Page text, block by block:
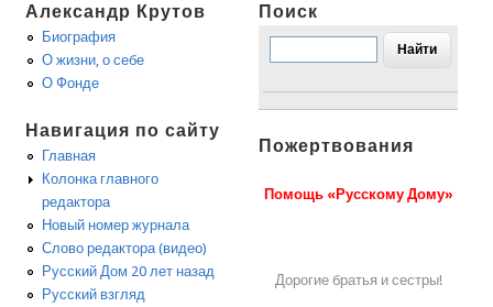
Александр Крутов
Биография
О жизни, о себе
О Фонде
Навигация по сайту
Главная
Колонка главного
редактора
Новый номер журнала
Слово редактора (видео)
Русский Дом 20 лет назад
Русский взгляд
Поиск
Пожертвования
Помощь «Русскому Дому»
Дорогие братья и сестры!